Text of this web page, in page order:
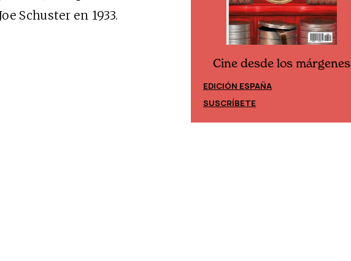
Schuster en 1933.
Cine desde los márgenes
EDICIÓN ESPAÑA
SUSCRÍBETE